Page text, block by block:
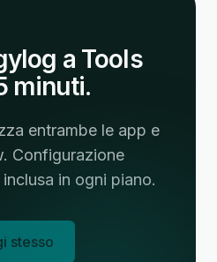
a Tools
minuti.
entrambe le app e
Configurazione
in ogni piano.
stesso